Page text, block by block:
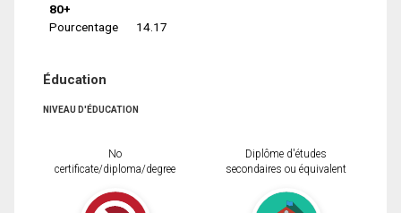
80+
Pourcentage
14.17
Éducation
NIVEAU D'ÉDUCATION
No
certificate/diploma/degree
Diplôme d'études
secondaires ou équivalent